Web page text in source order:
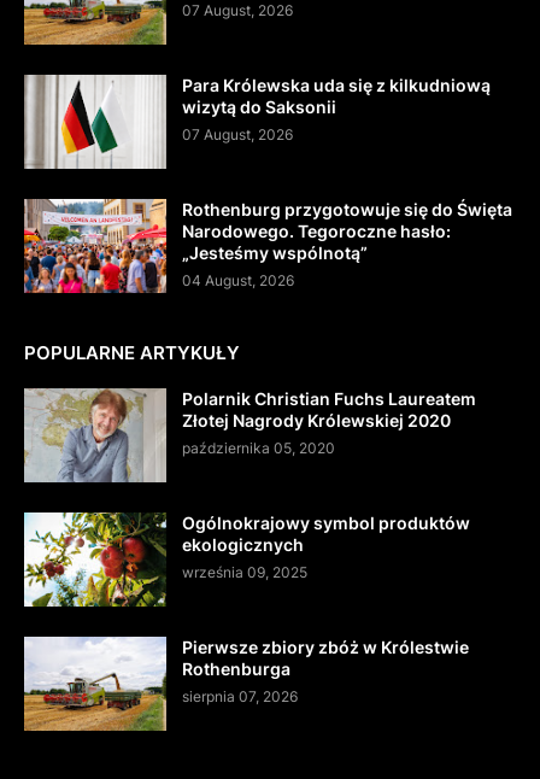
07 August, 2026
Para Królewska uda się z kilkudniową
wizytą do Saksonii
07 August, 2026
Rothenburg przygotowuje się do Święta
Narodowego. Tegoroczne hasło:
„Jesteśmy wspólnotą”
04 August, 2026
POPULARNE ARTYKUŁY
Polarnik Christian Fuchs Laureatem
Złotej Nagrody Królewskiej 2020
października 05, 2020
Ogólnokrajowy symbol produktów
ekologicznych
września 09, 2025
Pierwsze zbiory zbóż w Królestwie
Rothenburga
sierpnia 07, 2026